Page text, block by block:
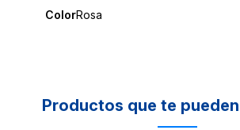
ColorRosa
Productos que te